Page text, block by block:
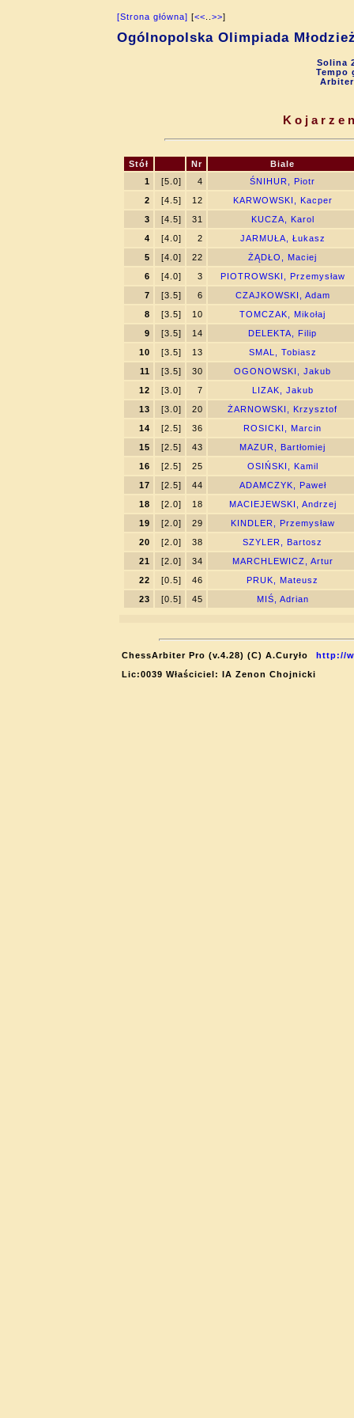
[Strona główna] [<< >>]
Ogólnopolska Olimpiada
Solina
Tempo
Stół Nr
Biale
1
[5.0] 4
ŚNIHUR, Piotr
2
[4.5] 12
KARWOWSKI, Kacper
3
[4.5] 31
KUCZA, Karol
4
[4.0] 2
JARMUŁA, Łukasz
5
[4.0] 22
ŻĄDŁO, Maciej
6
[4.0] 3
PIOTROWSKI, Przemysław
7
[3.5] 6
CZAJKOWSKI, Adam
8
[3.5] 10
TOMCZAK, Mikołaj
9
[3.5] 14
DELEKTA, Filip
10
[3.5] 13
SMAL, Tobiasz
11
[3.5] 30
OGONOWSKI, Jakub
12
[3.0] 7
LIZAK, Jakub
13
[3.0] 20
ŻARNOWSKI, Krzysztof
14
[2.5] 36
ROSICKI, Marcin
15
[2.5] 43
MAZUR, Bartłomiej
16
[2.5] 25
OSIŃSKI, Kamil
17
[2.5] 44
ADAMCZYK, Paweł
18
[2.0] 18
MACIEJEWSKI, Andrzej
19
[2.0] 29
KINDLER, Przemysław
20
[2.0] 38
SZYLER, Bartosz
21
[2.0] 34
MARCHLEWICZ, Artur
22
[0.5] 46
PRUK, Mateusz
23
[0.5] 45 MIŚ, Adrian
ChessArbiter Pro (v.4.28) (C) A.Curyło
http://
Lic:0039 Właściciel: IA Zenon Chojnicki